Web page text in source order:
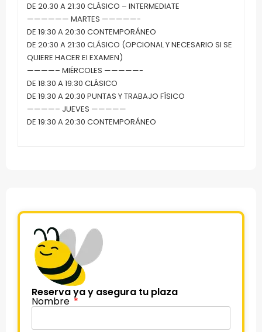
DE 20.30 A 21:30 CLÁSICO – INTERMEDIATE
—————— MARTES —————-
DE 19:30 A 20:30 CONTEMPORÁNEO
DE 20:30 A 21:30 CLÁSICO (OPCIONAL Y NECESARIO SI SE
QUIERE HACER El EXAMEN)
————– MIÉRCOLES —————-
DE 18:30 A 19:30 CLÁSICO
DE 19:30 A 20:30 PUNTAS Y TRABAJO FÍSICO
————– JUEVES —————
DE 19:30 A 20:30 CONTEMPORÁNEO
Reserva ya y asegura tu plaza
Nombre